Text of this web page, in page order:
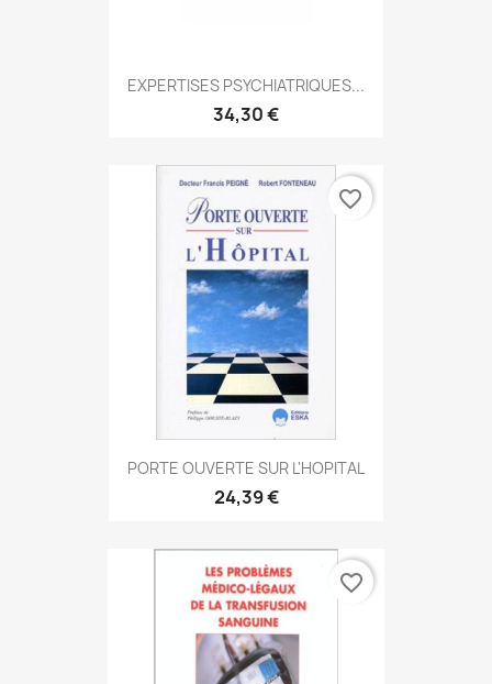
EXPERTISES PSYCHIATRIQUES...
34,30 €
PORTE OUVERTE SUR L'HOPITAL
24,39 €
favorite_border
favorite_border